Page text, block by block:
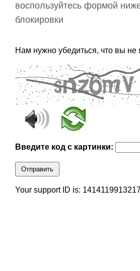
воспользуйтесь формой
блокировки
Нам нужно убедиться, что вы не
Введите код с картинки:
Отправить
Your support ID is: